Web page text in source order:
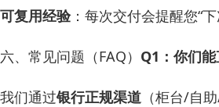
可复用经验：每次交付会提醒您“
六、常见问题（FAQ） Q1：你们
我们通过银行正规渠道 （柜台/自